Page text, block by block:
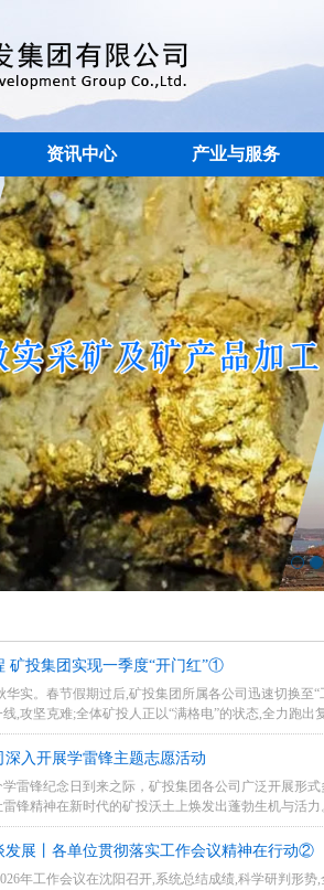
资讯中心 产业与服务
1 2
矿投集团实现一季度“开门红”①
华实。春节假期过后,矿投集团所属各公司迅速切换至
,攻坚克难;全体矿投人正以“满格电”的状态,全力跑
深入开展学雷锋主题志愿活动
学雷锋纪念日到来之际，矿投集团各公司广泛开展形
锋精神在新时代的矿投沃土上焕发出蓬勃生机与活
发展丨各单位贯彻落实工作会议精神在行动②
年工作会议在沈阳召开,系统总结成绩,科学研判形